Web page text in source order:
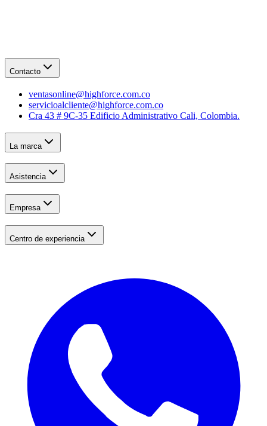
Contacto
ventasonline@highforce.com.co
servicioalcliente@highforce.com.co
Cra 43 # 9C-35 Edificio Administrativo Cali, Colombia.
La marca
Asistencia
Empresa
Centro de experiencia